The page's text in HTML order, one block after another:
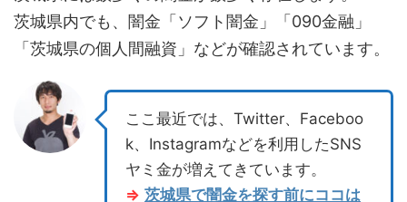
茨城県内でも、闇金「ソフト闇金」「090金融」
「茨城県の個人間融資」などが確認されています。
ここ最近では、Twitter、Faceboo
k、Instagramなどを利用したSNS
ヤミ金が増えてきています。
⇒ 茨城県で闇金を探す前にココは